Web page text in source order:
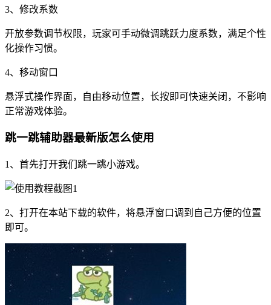
3、修改系数
开放参数调节权限，玩家可手动微调跳跃力度系数，满足个性
化操作习惯。
4、移动窗口
悬浮式操作界面，自由移动位置，长按即可快速关闭，不影响
正常游戏体验。
跳一跳辅助器最新版怎么使用
1、首先打开我们跳一跳小游戏。
2、打开在本站下载的软件，将悬浮窗口调到自己方便的位置
即可。